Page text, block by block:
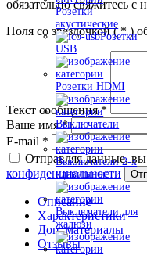
Розетки
акустические
Розетки
USB
Розетки HDMI
Выключатели
Выключатели 2-х
клавишные
Выключатели для
жалюзи
обязательно свяжитесь
Поля со звездочкой (* )
Текст сообщения*
Ваше имя*
E-mail *
Отправляя данные, вы
конфиденциальности
Описание
Характеристики
Доп. материалы
Отзывы